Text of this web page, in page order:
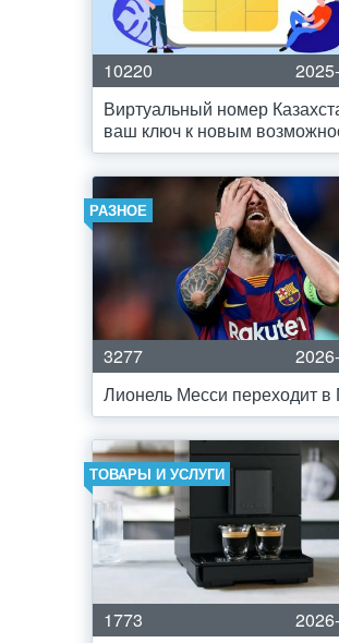
10220
Виртуальный номер
ваш ключ к новым
РАЗНОЕ
3277
Лионель Месси переходит
ТОВАРЫ И УСЛУГИ
1773